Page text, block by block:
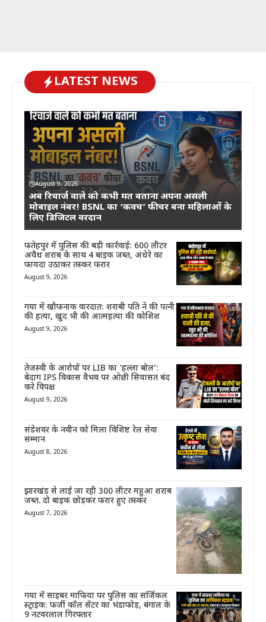
LATEST NEWS
August 9, 2026
अब रिचार्ज वाले को कभी मत बताना अपना असली
मोबाइल नंबर! BSNL का ‘कवच’ फीचर बना महिलाओं के
लिए डिजिटल वरदान
फतेहपुर में पुलिस की बड़ी कार्रवाई: 600 लीटर
अवैध शराब के साथ 4 बाइक जब्त, अंधेरे का
फायदा उठाकर तस्कर फरार
August 9, 2026
गया में खौफनाक वारदात: शराबी पति ने की पत्नी
की हत्या, खुद भी की आत्महत्या की कोशिश
August 9, 2026
तेजस्वी के आरोपों पर LIB का ‘हल्ला बोल’:
बेदाग IPS विकास वैभव पर ओछी सियासत बंद
करे विपक्ष
August 9, 2026
संडेशवर के नवीन को मिला विशिष्ट रेल सेवा
सम्मान
August 8, 2026
झारखंड से लाई जा रही 300 लीटर महुआ शराब
जब्त. दो बाइक छोड़कर फरार हुए तस्कर
August 7, 2026
गया में साइबर माफिया पर पुलिस का सर्जिकल
स्ट्राइक: फर्जी कॉल सेंटर का भंडाफोड़, बंगाल के
9 नटवरलाल गिरफ्तार